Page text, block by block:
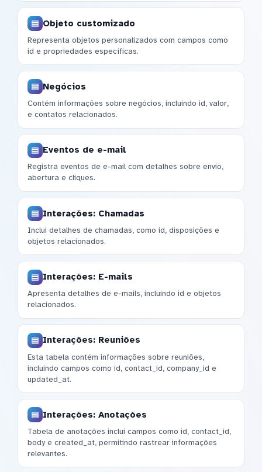
Objeto customizado
Representa objetos personalizados com campos como
id e propriedades específicas.
Negócios
Contém informações sobre negócios, incluindo id, valor,
e contatos relacionados.
Eventos de e-mail
Registra eventos de e-mail com detalhes sobre envio,
abertura e cliques.
Interações: Chamadas
Inclui detalhes de chamadas, como id, disposições e
objetos relacionados.
Interações: E-mails
Apresenta detalhes de e-mails, incluindo id e objetos
relacionados.
Interações: Reuniões
Esta tabela contém informações sobre reuniões,
incluindo campos como id, contact_id, company_id e
updated_at.
Interações: Anotações
Tabela de anotações inclui campos como id, contact_id,
body e created_at, permitindo rastrear informações
relevantes.